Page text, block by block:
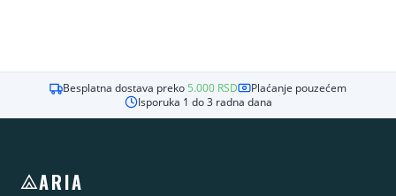
Besplatna dostava preko 5.000 RSD
Plaćanje pouzećem
Isporuka 1 do 3 radna dana
ARIA